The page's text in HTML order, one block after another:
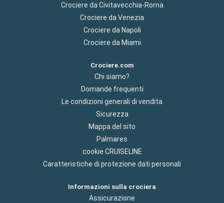
Crociere da Civitavecchia-Roma
Crociere da Venezia
Crociere da Napoli
Crociere da Miami
Crociere.com
Chi siamo?
Domande frequenti
Le condizioni generali di vendita
Sicurezza
Mappa del sito
Palmares
cookie CRUISELINE
Caratteristiche di protezione dati personali
Informazioni sulla crociera
Assicurazione